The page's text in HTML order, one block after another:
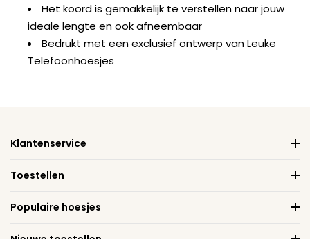
Het koord is gemakkelijk te verstellen naar jouw
ideale lengte en ook afneembaar
Bedrukt met een exclusief ontwerp van Leuke
Telefoonhoesjes
Klantenservice
Toestellen
Populaire hoesjes